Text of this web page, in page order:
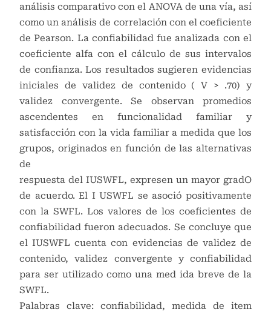
análisis comparativo con el ANOVA de una vía, así
como un análisis de correlación con el coeficiente
de Pearson. La confiabilidad fue analizada con el
coeficiente alfa con el cálculo de sus intervalos
de confianza. Los resultados sugieren evidencias
iniciales de validez de contenido ( V > .70) y
validez convergente. Se observan promedios
ascendentes en funcionalidad familiar y
satisfacción con la vida familiar a medida que los
grupos, originados en función de las alternativas
de
respuesta del IUSWFL, expresen un mayor gradO
de acuerdo. El I USWFL se asoció positivamente
con la SWFL. Los valores de los coeficientes de
confiabilidad fueron adecuados. Se concluye que
el IUSWFL cuenta con evidencias de validez de
contenido, validez convergente y confiabilidad
para ser utilizado como una med ida breve de la
SWFL.
Palabras clave: confiabilidad, medida de item